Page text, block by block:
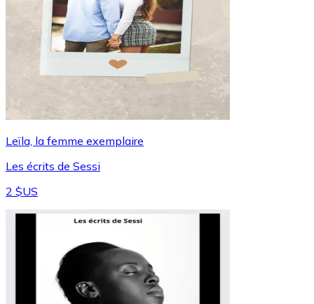
Leïla, la femme exemplaire
Les écrits de Sessi
2 $US